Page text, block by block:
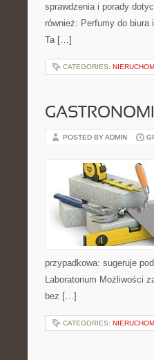
sprawdzenia i porady
również: Perfumy do biura
Ta […]
CATEGORIES:
POSTED BY ADMIN
przypadkowa: sugeruje
Laboratorium Możliwości
bez […]
CATEGORIES: